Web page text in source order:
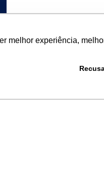
melhor experiência,
Breast02): a randomised,